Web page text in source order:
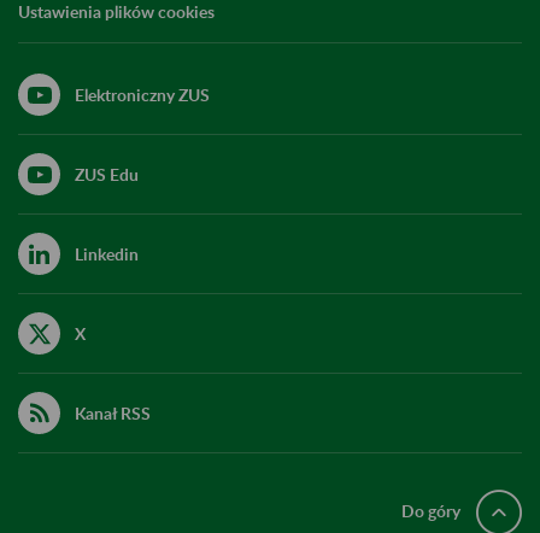
Ustawienia plików cookies
Elektroniczny ZUS
ZUS Edu
Linkedin
X
Kanał RSS
Do góry